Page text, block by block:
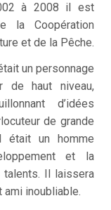
à 2008 il est
la Coopération
et de la Pêche.
un personnage
de haut niveau,
d’idées
de grande
était un homme
et la
talents. Il laissera
ami inoubliable.